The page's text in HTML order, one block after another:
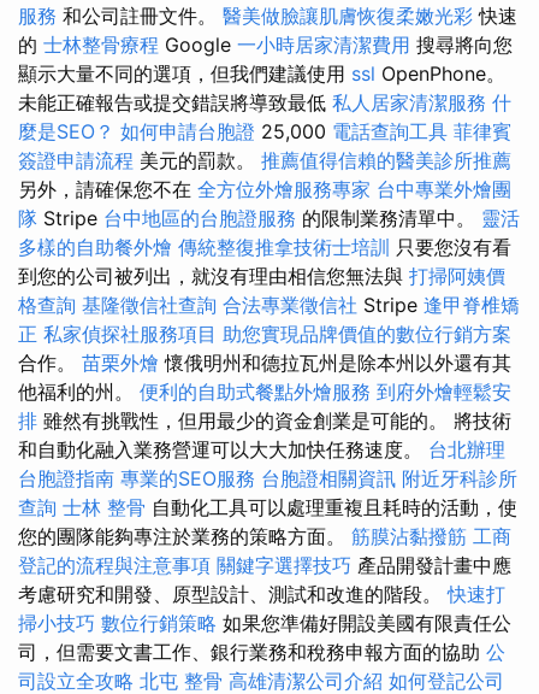
服務 和公司註冊文件。 醫美做臉讓肌膚恢復柔嫩光彩 快速
的 士林整骨療程 Google 一小時居家清潔費用 搜尋將向您
顯示大量不同的選項，但我們建議使用 ssl OpenPhone。
未能正確報告或提交錯誤將導致最低 私人居家清潔服務 什
麼是SEO？ 如何申請台胞證 25,000 電話查詢工具 菲律賓
簽證申請流程 美元的罰款。 推薦值得信賴的醫美診所推薦
另外，請確保您不在 全方位外燴服務專家 台中專業外燴團
隊 Stripe 台中地區的台胞證服務 的限制業務清單中。 靈活
多樣的自助餐外燴 傳統整復推拿技術士培訓 只要您沒有看
到您的公司被列出，就沒有理由相信您無法與 打掃阿姨價
格查詢 基隆徵信社查詢 合法專業徵信社 Stripe 逢甲脊椎矯
正 私家偵探社服務項目 助您實現品牌價值的數位行銷方案
合作。 苗栗外燴 懷俄明州和德拉瓦州是除本州以外還有其
他福利的州。 便利的自助式餐點外燴服務 到府外燴輕鬆安
排 雖然有挑戰性，但用最少的資金創業是可能的。 將技術
和自動化融入業務營運可以大大加快任務速度。 台北辦理
台胞證指南 專業的SEO服務 台胞證相關資訊 附近牙科診所
查詢 士林 整骨 自動化工具可以處理重複且耗時的活動，使
您的團隊能夠專注於業務的策略方面。 筋膜沾黏撥筋 工商
登記的流程與注意事項 關鍵字選擇技巧 產品開發計畫中應
考慮研究和開發、原型設計、測試和改進的階段。快速打
掃小技巧 數位行銷策略 如果您準備好開設美國有限責任公
司，但需要文書工作、銀行業務和稅務申報方面的協助 公
司設立全攻略 北屯 整骨 高雄清潔公司介紹 如何登記公司